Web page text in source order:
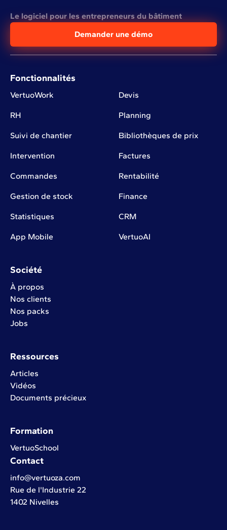
Le logiciel pour les entrepreneurs du bâtiment
Demander une démo
Fonctionnalités
VertuoWork Devis
RH Planning
Suivi de chantier Bibliothèques de prix
Intervention Factures
Commandes Rentabilité
Gestion de stock Finance
Statistiques CRM
App Mobile VertuoAI
Société
À propos
Nos clients
Nos packs
Jobs
Ressources
Articles
Vidéos
Documents précieux
Formation
VertuoSchool
Contact
info@vertuoza.com
Rue de l'Industrie 22
1402 Nivelles